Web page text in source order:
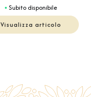
Subito disponibile
Visualizza articolo